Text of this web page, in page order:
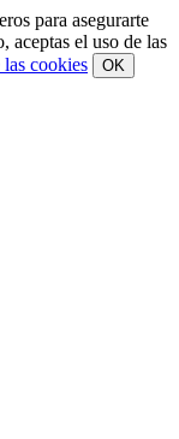
para asegurarte
aceptas el uso de las
cookies OK